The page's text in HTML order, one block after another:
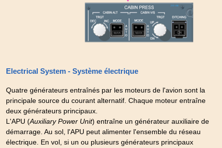
Electrical System - Système électrique
Quatre générateurs entraînés par les moteurs de l'avion sont la
principale source du courant alternatif. Chaque moteur entraîne
deux générateurs principaux.
L'APU (Auxiliary Power Unit) entraîne un générateur auxiliaire de
démarrage. Au sol, l'APU peut alimenter l'ensemble du réseau
électrique. En vol, si un ou plusieurs générateurs principaux